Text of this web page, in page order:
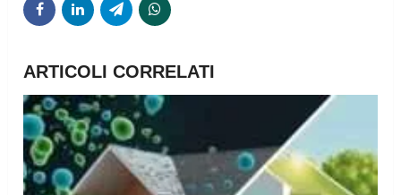
ARTICOLI CORRELATI